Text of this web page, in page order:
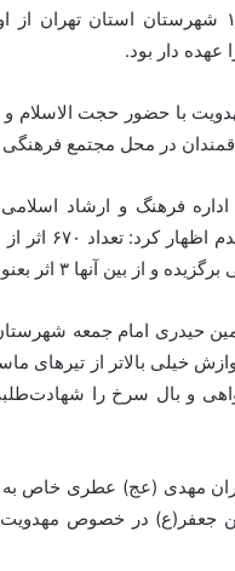
مهدویت در قالب ۱۶ دبیرخانه تخصصی در ۱۶
عهده دار بود.
با حضور حجت
در محل مجتمع
فرهنگ و ارشاد
عهدواره
حیدری امام جمعه
خیلی بالاتر از تیرهای
و بال سرخ را
مهدی (عج) عطری خاص
در خصوص مهدویت،